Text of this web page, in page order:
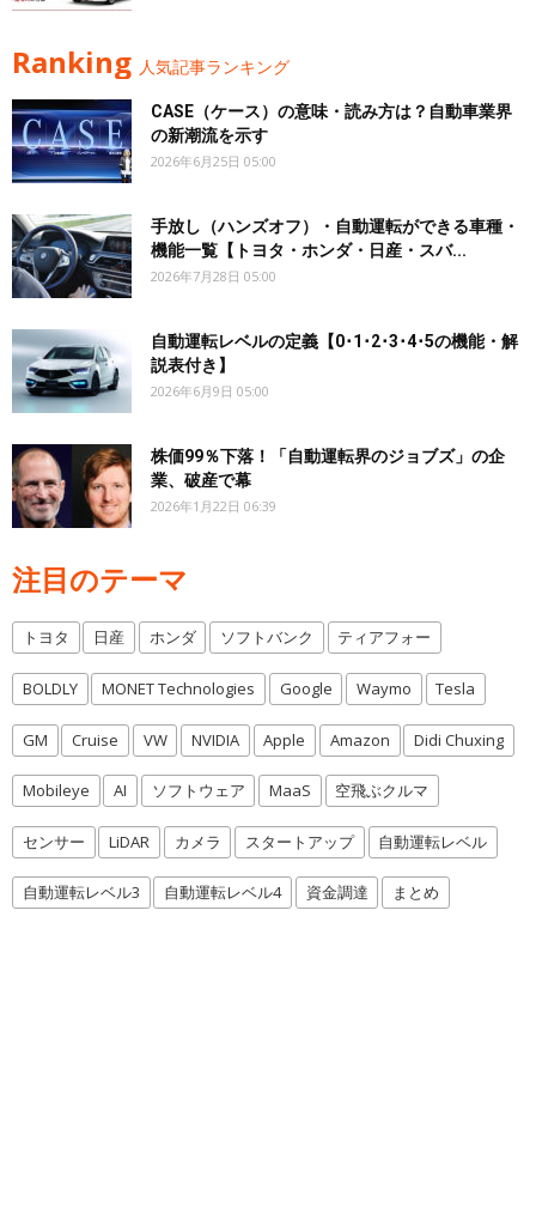
Ranking 人気記事ランキング
CASE（ケース）の意味・読み方は？自動車業界
の新潮流を示す
2026年6月25日 05:00
手放し（ハンズオフ）・自動運転ができる車種・
機能一覧【トヨタ・ホンダ・日産・スバ...
2026年7月28日 05:00
自動運転レベルの定義【0･1･2･3･4･5の機能・解
説表付き】
2026年6月9日 05:00
株価99％下落！「自動運転界のジョブズ」の企
業、破産で幕
2026年1月22日 06:39
注目のテーマ
トヨタ 日産 ホンダ ソフトバンク ティアフォー
BOLDLY MONET Technologies Google Waymo Tesla
GM Cruise VW NVIDIA Apple Amazon Didi Chuxing
Mobileye AI ソフトウェア MaaS 空飛ぶクルマ
センサー LiDAR カメラ スタートアップ 自動運転レベル
自動運転レベル3 自動運転レベル4 資金調達 まとめ